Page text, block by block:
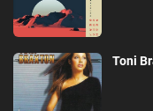
Toni